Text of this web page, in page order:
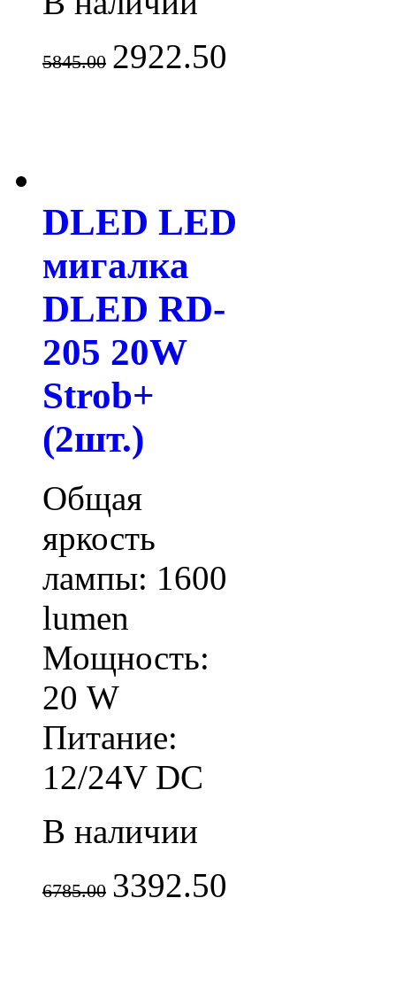
5845.00 2922.50
DLED LED
мигалка
DLED RD-
205 20W
Strob+
(2шт.)
Общая
яркость
лампы: 1600
lumen
Мощность:
20 W
Питание:
12/24V DC
В наличии
6785.00 3392.50